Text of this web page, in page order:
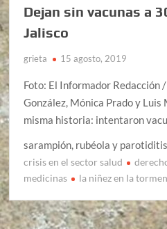
Dejan sin vacunas a
Jalisco
grieta 15 agosto, 2019
Foto: El Informador Redacción
González, Mónica Prado y Luis
misma historia: intentaron
sarampión, rubéola y
crisis en el sector salud
medicinas
la niñez en la